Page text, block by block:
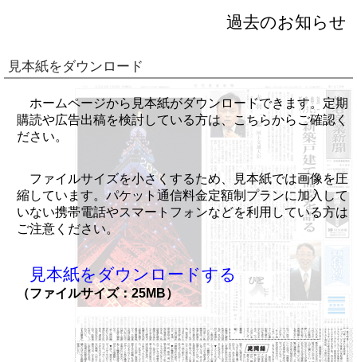
過去のお知らせ
見本紙をダウンロード
ホームページから見本紙がダウンロードできます。定期
購読や広告出稿を検討している方は、こちらからご確認く
ださい。
ファイルサイズを小さくするため、見本紙では画像を圧
縮しています。パケット通信料金定額制プランに加入して
いない携帯電話やスマートフォンなどを利用している方は
ご注意ください。
見本紙をダウンロードする
（ファイルサイズ：25MB）